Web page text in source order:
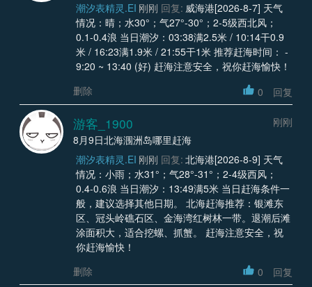
潮汐表精灵.EI 刚刚 回复: 威海港[2026-8-7] 天气
情况：晴；水30°；气27°-30°；2-5级西北风；
0.1-0.4浪 当日潮汐：03:38满2.5米 / 10:14干0.9
米 / 16:23满1.9米 / 21:55干1米 推荐赶海时间： -
9:20 ~ 13:40 (好) 赶海注意安全，祝你赶海愉快！
删除
0 回复
游客_1900
刚刚
8月9日北海涠洲岛哪里赶海
潮汐表精灵.EI 刚刚 回复: 北海港[2026-8-9] 天气
情况：小雨；水31°；气28°-31°；2-4级西风；
0.4-0.6浪 当日潮汐：13:49满5米 当日赶海条件一
般，建议选择其他日期。 北海赶海推荐：银滩东
区、冠头岭礁石区、金海湾红树林一带。退潮后滩
涂面积大，适合挖螺、抓蟹。 赶海注意安全，祝
你赶海愉快！
删除
0 回复